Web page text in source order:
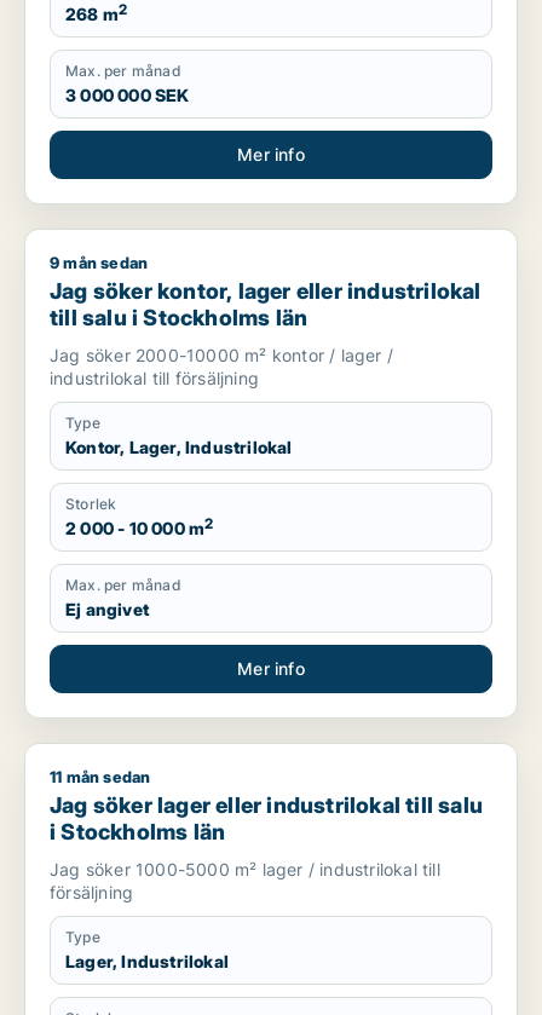
268 m2
Max. per månad
3 000 000 SEK
Mer info
Jag söker kontor, lager eller industrilokal till salu i
9 mån sedan
Jag söker kontor, lager eller industrilokal
till salu i Stockholms län
Jag söker 2000-10000 m² kontor / lager /
industrilokal till försäljning
Type
Kontor, Lager, Industrilokal
Storlek
2 000 - 10 000 m2
Max. per månad
Ej angivet
Mer info
Jag söker lager eller industrilokal till salu i Stockholms län
11 mån sedan
Jag söker lager eller industrilokal till salu
i Stockholms län
Jag söker 1000-5000 m² lager / industrilokal till
försäljning
Type
Lager, Industrilokal